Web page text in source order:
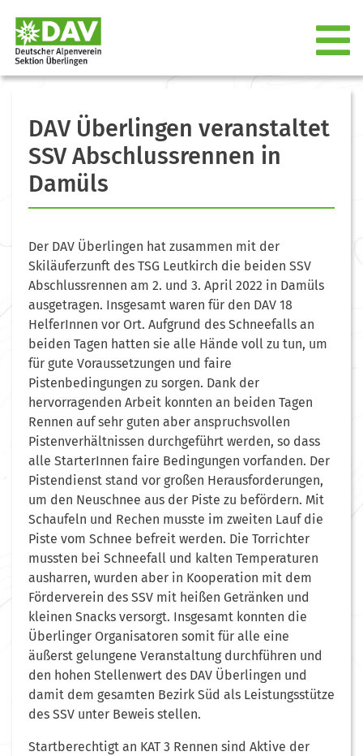
DAV Überlingen veranstaltet
SSV Abschlussrennen in
Damüls
Der DAV Überlingen hat zusammen mit der
Skiläuferzunft des TSG Leutkirch die beiden SSV
Abschlussrennen am 2. und 3. April 2022 in Damüls
ausgetragen. Insgesamt waren für den DAV 18
HelferInnen vor Ort. Aufgrund des Schneefalls an
beiden Tagen hatten sie alle Hände voll zu tun, um
für gute Voraussetzungen und faire
Pistenbedingungen zu sorgen. Dank der
hervorragenden Arbeit konnten an beiden Tagen
Rennen auf sehr guten aber anspruchsvollen
Pistenverhältnissen durchgeführt werden, so dass
alle StarterInnen faire Bedingungen vorfanden. Der
Pistendienst stand vor großen Herausforderungen,
um den Neuschnee aus der Piste zu befördern. Mit
Schaufeln und Rechen musste im zweiten Lauf die
Piste vom Schnee befreit werden. Die Torrichter
mussten bei Schneefall und kalten Temperaturen
ausharren, wurden aber in Kooperation mit dem
Förderverein des SSV mit heißen Getränken und
kleinen Snacks versorgt. Insgesamt konnten die
Überlinger Organisatoren somit für alle eine
äußerst gelungene Veranstaltung durchführen und
den hohen Stellenwert des DAV Überlingen und
damit dem gesamten Bezirk Süd als Leistungsstütze
des SSV unter Beweis stellen.
Startberechtigt an KAT 3 Rennen sind Aktive der